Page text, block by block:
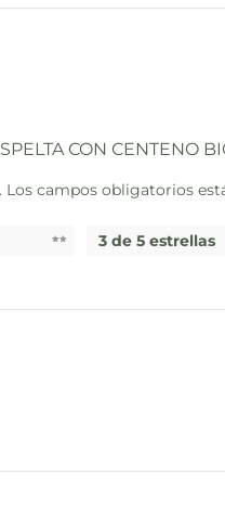
CON CENTENO
Los campos obligatorios
3 de 5 estrellas